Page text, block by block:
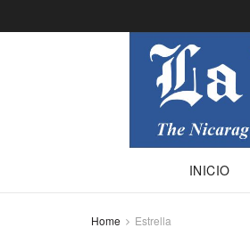
INICIO
Home Estrella